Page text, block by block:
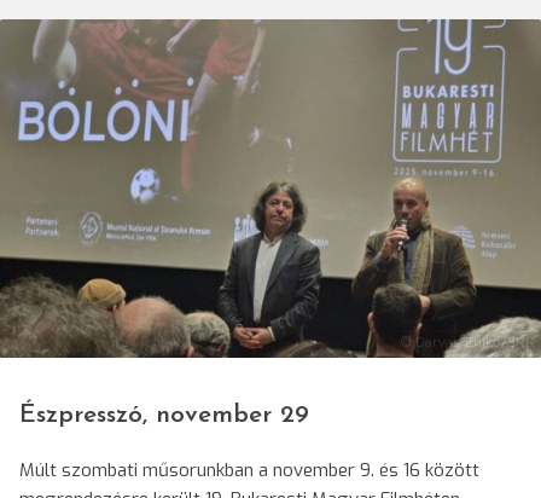
© Darvas Enikő/SRR
Észpresszó, november 29
Múlt szombati műsorunkban a november 9. és 16 között